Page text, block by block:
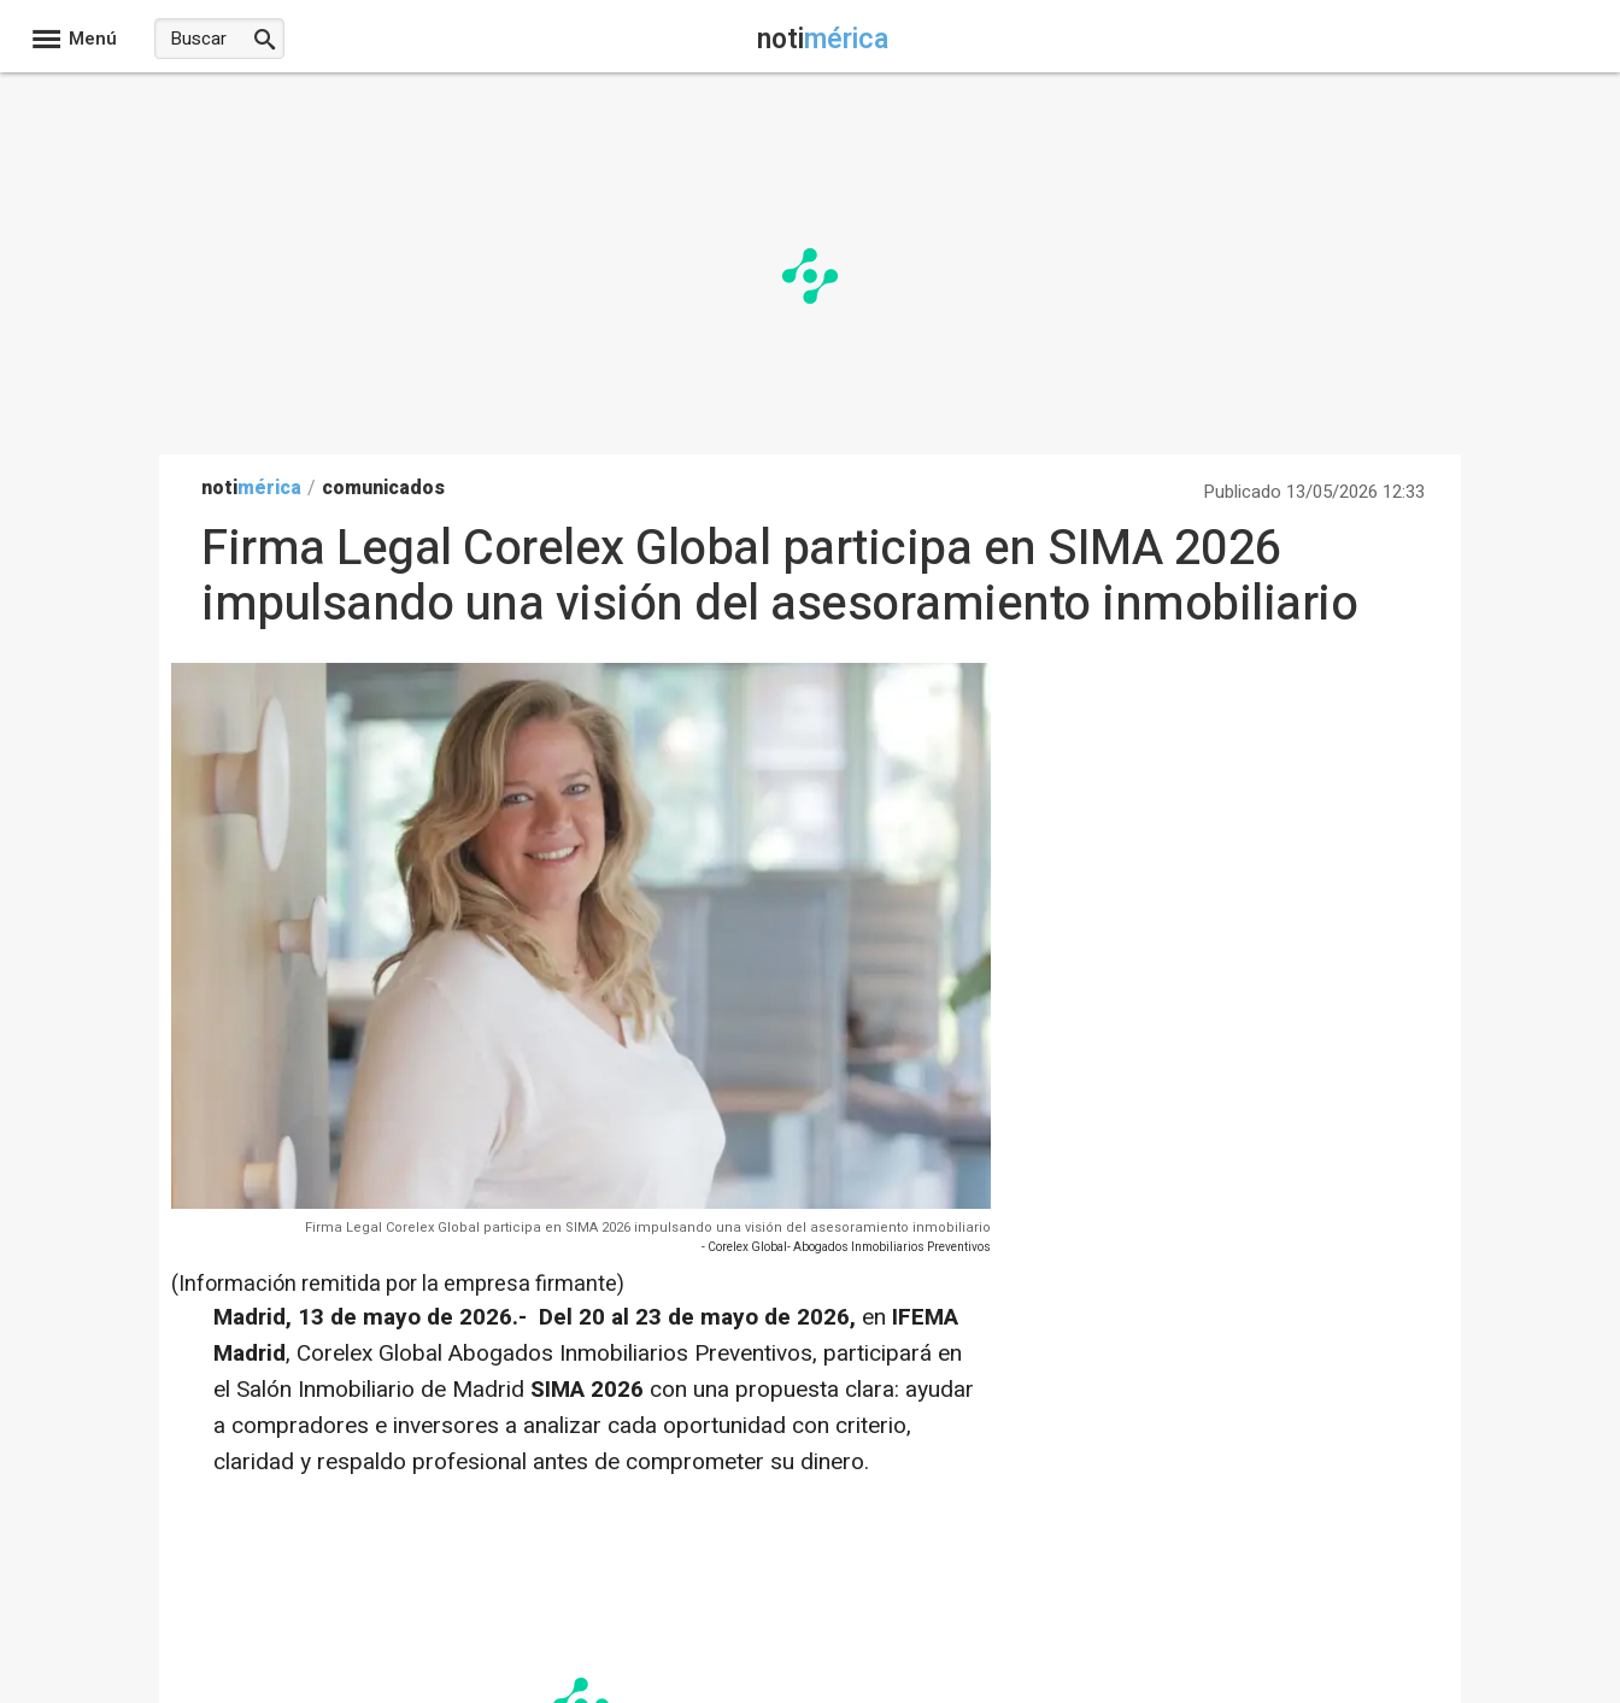
Menú notimérica
notimérica / comunicados Publicado 13/05/2026 12:33
Firma Legal Corelex Global participa en SIMA 2026
impulsando una visión del asesoramiento inmobiliario
Firma Legal Corelex Global participa en SIMA 2026 impulsando una visión del asesoramiento inmobiliario
- Corelex Global- Abogados Inmobiliarios Preventivos
(Información remitida por la empresa firmante)
Madrid, 13 de mayo de 2026.- Del 20 al 23 de mayo de 2026, en IFEMA
Madrid, Corelex Global Abogados Inmobiliarios Preventivos, participará en
el Salón Inmobiliario de Madrid SIMA 2026 con una propuesta clara: ayudar
a compradores e inversores a analizar cada oportunidad con criterio,
claridad y respaldo profesional antes de comprometer su dinero.